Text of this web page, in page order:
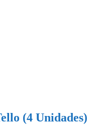
(4 Unidades)